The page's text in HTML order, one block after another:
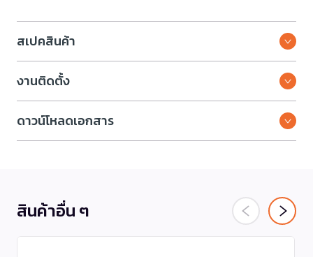
สเปคสินค้า
งานติดตั้ง
ดาวน์โหลดเอกสาร
สินค้าอื่น ๆ